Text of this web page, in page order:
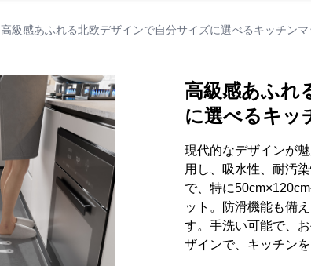
高級感あふれる北欧デザインで自分サイズに選べるキッチンマ
高級感あふれ
に選べるキッ
現代的なデザインが
用し、吸水性、耐汚
で、特に
ット。防滑機能も備
す。手洗い可能で、
ザインで、キッチン